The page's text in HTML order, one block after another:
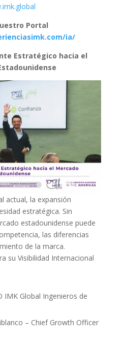
Portal
ia/
Estratégico hacia el
actual, la expansión
estratégica. Sin
estadounidense puede
las diferencias
de la marca.
su Visibilidad Internacional
IMK Global Ingenieros de
– Chief Growth Officer